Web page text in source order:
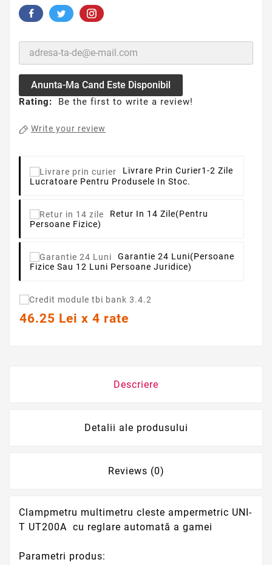
Anunta-Ma Cand Este Disponibil
Rating: Be the first to write a review!
Write your review
Livrare Prin Curier1-2 Zile
Lucratoare Pentru Produsele In Stoc.
Retur In 14 Zile(pentru
Persoane Fizice)
Garantie 24 Luni(persoane
Fizice Sau 12 Luni Persoane Juridice)
46.25 Lei x 4 rate
Descriere
Detalii ale produsului
Reviews (0)
Clampmetru multimetru cleste ampermetric UNI-
T UT200A cu reglare automată a gamei
Parametri produs: